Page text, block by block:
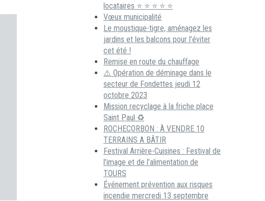
locataires ⭐ ⭐ ⭐ ⭐ ⭐
Vœux municipalité
Le moustique-tigre, aménagez les
jardins et les balcons pour l’éviter
cet été !
Remise en route du chauffage
⚠️ Opération de déminage dans le
secteur de Fondettes jeudi 12
octobre 2023
Mission recyclage à la friche place
Saint Paul ♻️
ROCHECORBON : À VENDRE 10
TERRAINS A BÂTIR
Festival Arrière-Cuisines : Festival de
l’image et de l’alimentation de
TOURS
Événement prévention aux risques
incendie mercredi 13 septembre